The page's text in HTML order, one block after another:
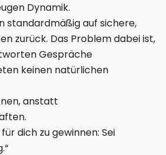
Dynamik.
standardmäßig auf sichere,
zurück. Das Problem dabei ist,
Gespräche
keinen natürlichen
anstatt
dich zu gewinnen: Sei